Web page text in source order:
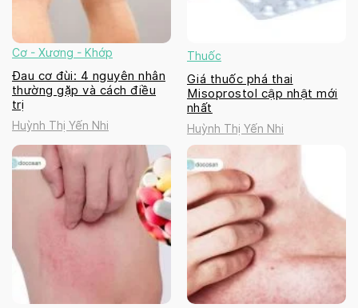
Cơ - Xương - Khớp
Đau cơ đùi: 4 nguyên nhân
thường gặp và cách điều
trị
Huỳnh Thị Yến Nhi
Thuốc
Giá thuốc phá thai
Misoprostol cập nhật mới
nhất
Huỳnh Thị Yến Nhi